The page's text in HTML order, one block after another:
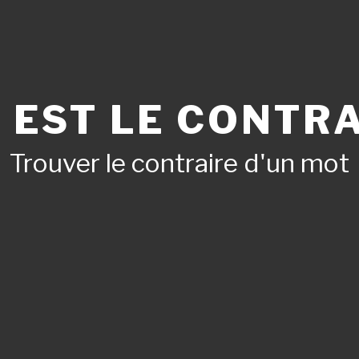
EST LE
Trouver le contraire d'un mot